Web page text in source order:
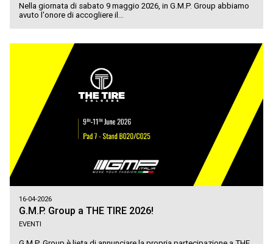
Nella giornata di sabato 9 maggio 2026, in G.M.P. Group abbiamo
avuto l'onore di accogliere il...
16-04-2026
G.M.P. Group a THE TIRE 2026!
EVENTI